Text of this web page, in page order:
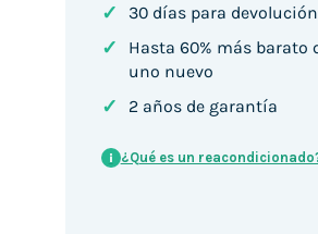
✓ 30 días para devolución
✓
Hasta 60% más barato
uno nuevo
✓ 2 años de garantía
i ¿Qué es un